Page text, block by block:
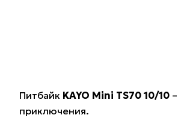
Питбайк KAYO Mini TS70 10/10
приключения.